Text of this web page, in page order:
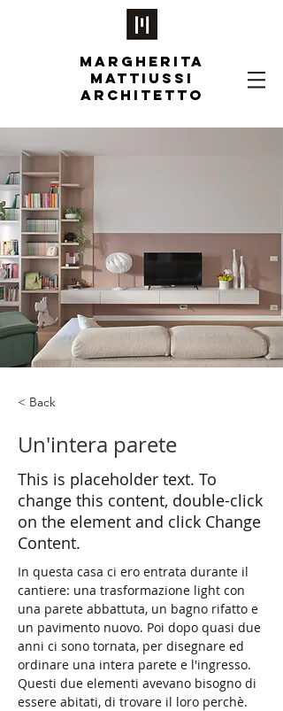
MARGHERITA
MATTIUSSI
ARCHITETTO
< Back
Un'intera parete
This is placeholder text. To
change this content, double-click
on the element and click Change
Content.
In questa casa ci ero entrata durante il
cantiere: una trasformazione light con
una parete abbattuta, un bagno rifatto e
un pavimento nuovo. Poi dopo quasi due
anni ci sono tornata, per disegnare ed
ordinare una intera parete e l'ingresso.
Questi due elementi avevano bisogno di
essere abitati, di trovare il loro perchè.